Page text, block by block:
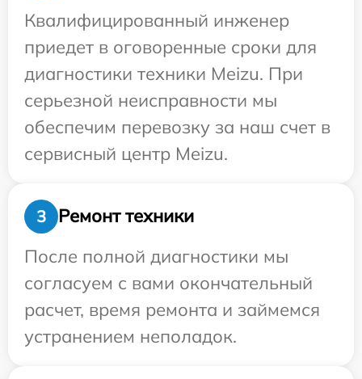
Квалифицированный инженер
приедет в оговоренные сроки для
диагностики техники Meizu. При
серьезной неисправности мы
обеспечим перевозку за наш счет в
сервисный центр Meizu.
3
Ремонт техники
После полной диагностики мы
согласуем с вами окончательный
расчет, время ремонта и займемся
устранением неполадок.